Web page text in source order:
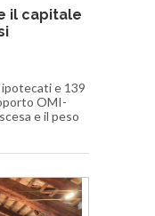
il capitale
ipotecati e 139
OMI-
e il peso